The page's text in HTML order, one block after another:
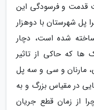
قدمت و فرسودگی این
پل شهرستان با دوهزار
ساخته شده است، دچار
که حاکی از تاثیر
مارنان و سی و سه پل
در مقیاس بزرگ و به
از زمان قطع جریان